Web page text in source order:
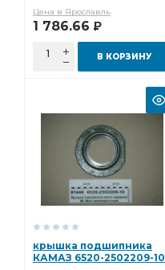
Цена в Ярославль
1 786.66 Р
В КОРЗИНУ
крышка подшипника
КАМАЗ 6520-2502209-10